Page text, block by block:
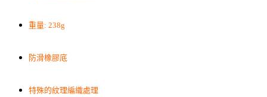
重量: 238g
防滑橡膠底
特殊的紋理編織處理